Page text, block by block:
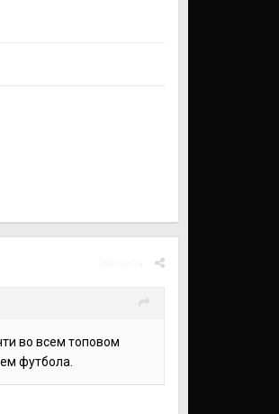
во всем топовом
футбола.